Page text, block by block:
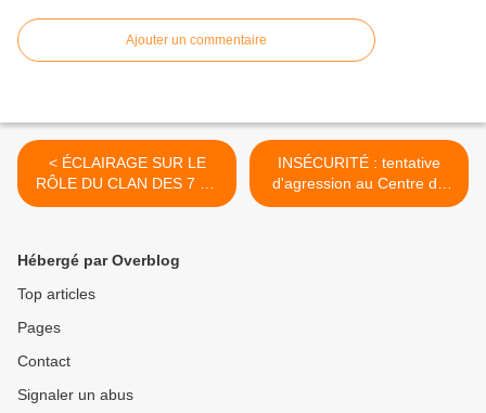
Ajouter un commentaire
< ÉCLAIRAGE SUR LE
RÔLE DU CLAN DES 7 ET
DES 9 NOTABLES DANS
INSÉCURITÉ : tentative
d'agression au Centre de
Santé PMI Nlonako Aviation
Hébergé par Overblog
Top articles
Pages
Contact
Signaler un abus